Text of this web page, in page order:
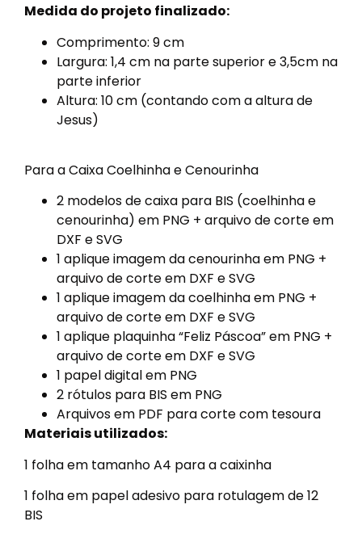
Medida do projeto finalizado:
Comprimento: 9 cm
Largura: 1,4 cm na parte superior e 3,5cm na
parte inferior
Altura: 10 cm (contando com a altura de
Jesus)
Para a Caixa Coelhinha e Cenourinha
2 modelos de caixa para BIS (coelhinha e
cenourinha) em PNG + arquivo de corte em
DXF e SVG
1 aplique imagem da cenourinha em PNG +
arquivo de corte em DXF e SVG
1 aplique imagem da coelhinha em PNG +
arquivo de corte em DXF e SVG
1 aplique plaquinha “Feliz Páscoa” em PNG +
arquivo de corte em DXF e SVG
1 papel digital em PNG
2 rótulos para BIS em PNG
Arquivos em PDF para corte com tesoura
Materiais utilizados:
1 folha em tamanho A4 para a caixinha
1 folha em papel adesivo para rotulagem de 12
BIS